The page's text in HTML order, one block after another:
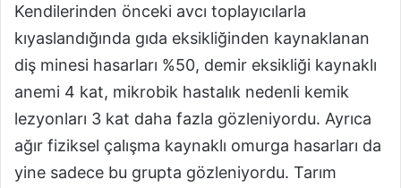
Kendilerinden önceki avcı toplayıcılarla
kıyaslandığında gıda eksikliğinden kaynaklanan
diş minesi hasarları %50, demir eksikliği kaynaklı
anemi 4 kat, mikrobik hastalık nedenli kemik
lezyonları 3 kat daha fazla gözleniyordu. Ayrıca
ağır fiziksel çalışma kaynaklı omurga hasarları da
yine sadece bu grupta gözleniyordu. Tarım